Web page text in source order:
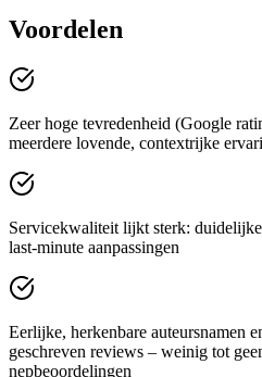
Voordelen
Zeer hoge tevredenheid (Google
meerdere lovende, contextrijke
Servicekwaliteit lijkt sterk:
last-minute aanpassingen
Eerlijke, herkenbare auteursnamen
geschreven reviews – weinig tot
nepbeoordelingen